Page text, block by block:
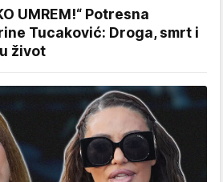
UMREM!“ Potresna
Tucaković: Droga, smrt i
život